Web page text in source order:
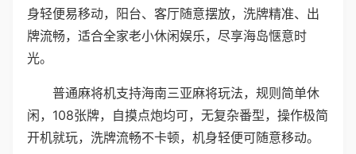
身轻便易移动，阳台、客厅随意摆放，洗牌精准、出
牌流畅，适合全家老小休闲娱乐，尽享海岛惬意时
光。
普通麻将机支持海南三亚麻将玩法，规则简单休
闲，108张牌，自摸点炮均可，无复杂番型，操作极简
开机就玩，洗牌流畅不卡顿，机身轻便可随意移动。